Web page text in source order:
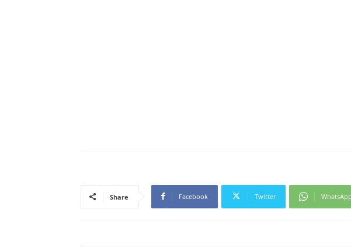
Share Facebook Twitter WhatsApp